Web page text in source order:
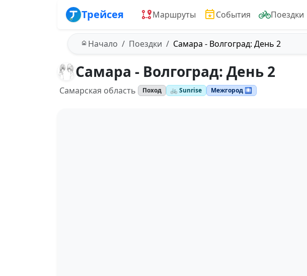
Трейсея Маршруты События Поездки
Начало Поездки Самара - Волгоград: День 2
Самара - Волгоград: День 2
Самарская область Поход 🚲 Sunrise Межгород 🛄